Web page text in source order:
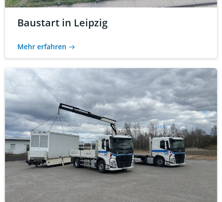
Baustart in Leipzig
Mehr erfahren